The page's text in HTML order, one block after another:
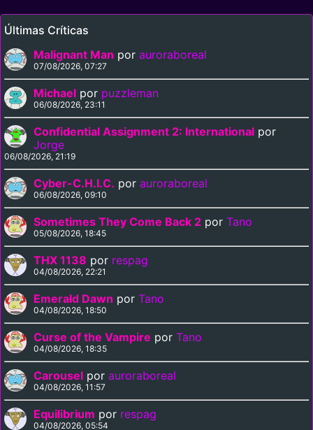
Últimas Críticas
Malignant Man por auroraboreal
07/08/2026, 07:27
Michael por puzzleman
06/08/2026, 23:11
Confidential Assignment 2: International por
Jorge
06/08/2026, 21:19
Cyber-C.H.I.C. por auroraboreal
06/08/2026, 09:10
Sometimes They Come Back 2 por Tano
05/08/2026, 18:45
THX 1138 por respag
04/08/2026, 22:21
Emerald Dawn por Tano
04/08/2026, 18:50
Curse of the Vampire por Tano
04/08/2026, 18:35
Carousel por auroraboreal
04/08/2026, 11:57
Equilibrium por respag
04/08/2026, 05:54